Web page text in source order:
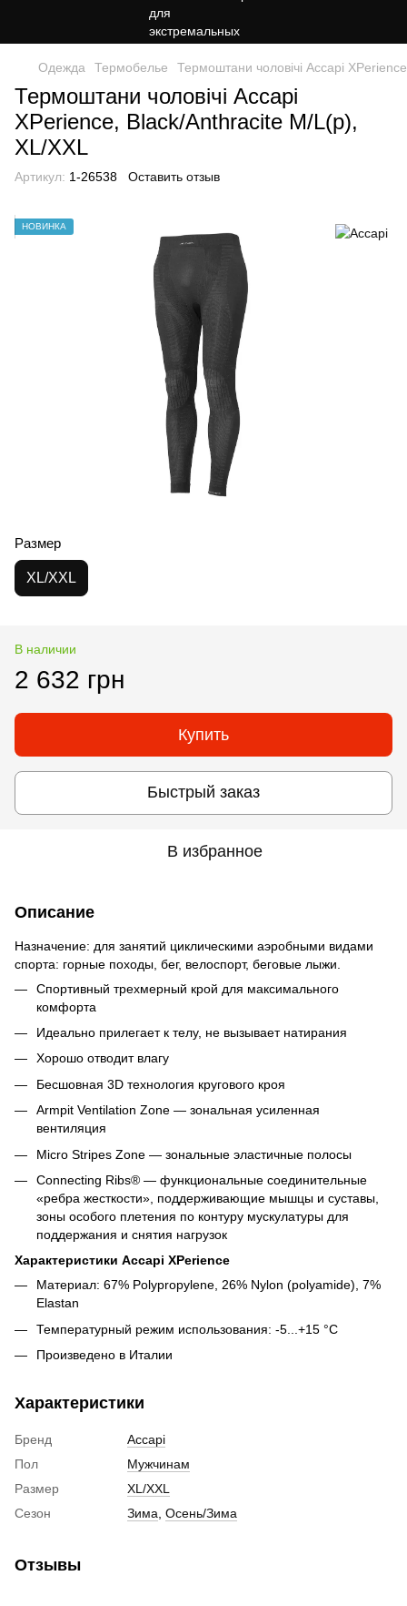
Одежда Термобелье Термоштани чоловічі Accapi
Термоштани чоловічі Accapi
XPerience, Black/Anthracite M/L(р),
XL/XXL
Артикул: 1-26538 Оставить отзыв
НОВИНКА
Размер
XL/XXL
В наличии
2 632 грн
Купить
Быстрый заказ
В избранное
Описание
Назначение: для занятий циклическими аэробными видами
спорта: горные походы, бег, велоспорт, беговые лыжи.
Спортивный трехмерный крой для максимального
комфорта
Идеально прилегает к телу, не вызывает натирания
Хорошо отводит влагу
Бесшовная 3D технология кругового кроя
Armpit Ventilation Zone — зональная усиленная
вентиляция
Micro Stripes Zone — зональные эластичные полосы
Connecting Ribs® — функциональные соединительные
«ребра жесткости», поддерживающие мышцы и суставы,
зоны особого плетения по контуру мускулатуры для
поддержания и снятия нагрузок
Характеристики Accapi XPerience
Материал: 67% Polypropylene, 26% Nylon (polyamide), 7%
Elastan
Температурный режим использования: -5...+15 °C
Произведено в Италии
Характеристики
Бренд
Accapi
Пол
Мужчинам
Размер
XL/XXL
Сезон
Зима Осень/Зима
Отзывы